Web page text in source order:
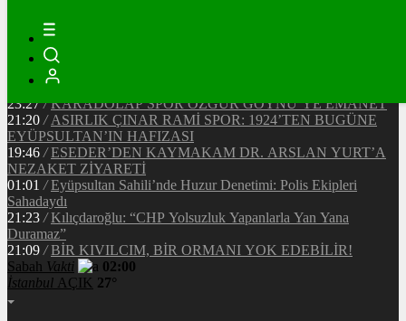
/ MHP EYÜPSULTAN TEŞKİLATI’NIN ACI GÜNÜ
13:33
/ BAŞKAN DR. MİTHAT BÜLENT ÖZMEN’DEN
KAMUOYUNA AÇIKLAMA
Makyaj Sanatçısı Uzay Damla Yıldız, Uluslararası
Başarılarıyla Türkiye’yi Temsil Ediyor
23:27 / KARADOLAP SPOR ÖZGÜR GÖYNÜ’YE EMANET
21:20 / ASIRLIK ÇINAR RAMİ SPOR: 1924’TEN BUGÜNE
EYÜPSULTAN’IN HAFIZASI
19:46 / ESEDER’DEN KAYMAKAM DR. ARSLAN YURT’A
NEZAKET ZİYARETİ
01:01 / Eyüpsultan Sahili’nde Huzur Denetimi: Polis Ekipleri
Sahadaydı
21:23 / Kılıçdaroğlu: “CHP Yolsuzluk Yapanlarla Yan Yana
Duramaz”
21:09 / BİR KIVILCIM, BİR ORMANI YOK EDEBİLİR!
Sabah Vakti
02:00
İstanbul AÇIK 27°